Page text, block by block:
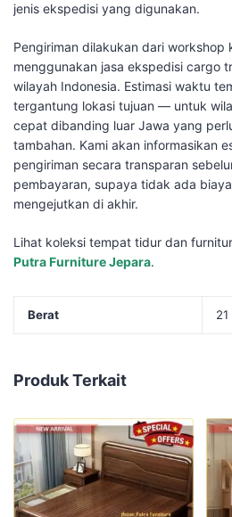
jenis ekspedisi yang digunakan.
Pengiriman dilakukan dari workshop
menggunakan jasa ekspedisi cargo
wilayah Indonesia. Estimasi waktu
tergantung lokasi tujuan — untuk
cepat dibanding luar Jawa yang
tambahan. Kami akan informasikan
pengiriman secara transparan
pembayaran, supaya tidak ada
mengejutkan di akhir.
Lihat koleksi tempat tidur dan
Putra Furniture Jepara.
Berat 21
Produk Terkait